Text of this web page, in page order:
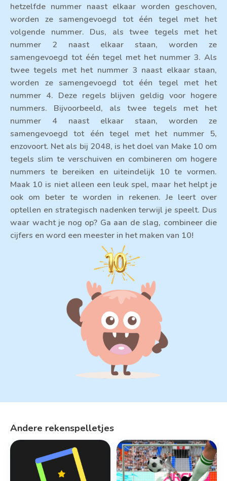
hetzelfde nummer naast elkaar worden geschoven,
worden ze samengevoegd tot één tegel met het
volgende nummer. Dus, als twee tegels met het
nummer 2 naast elkaar staan, worden ze
samengevoegd tot één tegel met het nummer 3. Als
twee tegels met het nummer 3 naast elkaar staan,
worden ze samengevoegd tot één tegel met het
nummer 4. Deze regels blijven geldig voor hogere
nummers. Bijvoorbeeld, als twee tegels met het
nummer 4 naast elkaar staan, worden ze
samengevoegd tot één tegel met het nummer 5,
enzovoort. Net als bij 2048, is het doel van Make 10 om
tegels slim te verschuiven en combineren om hogere
nummers te bereiken en uiteindelijk 10 te vormen.
Maak 10 is niet alleen een leuk spel, maar het helpt je
ook om beter te worden in rekenen. Je leert over
optellen en strategisch nadenken terwijl je speelt. Dus
waar wacht je nog op? Ga aan de slag, combineer die
cijfers en word een meester in het maken van 10!
Andere rekenspelletjes